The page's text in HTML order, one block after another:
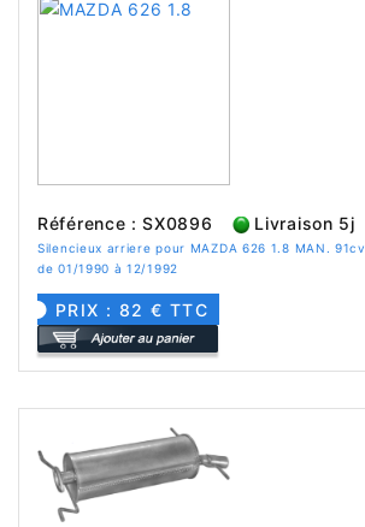
Référence : SX0896 Livraison 5j
Silencieux arriere pour MAZDA 626 1.8 MAN. 91cv
de 01/1990 à 12/1992
PRIX : 82 € TTC